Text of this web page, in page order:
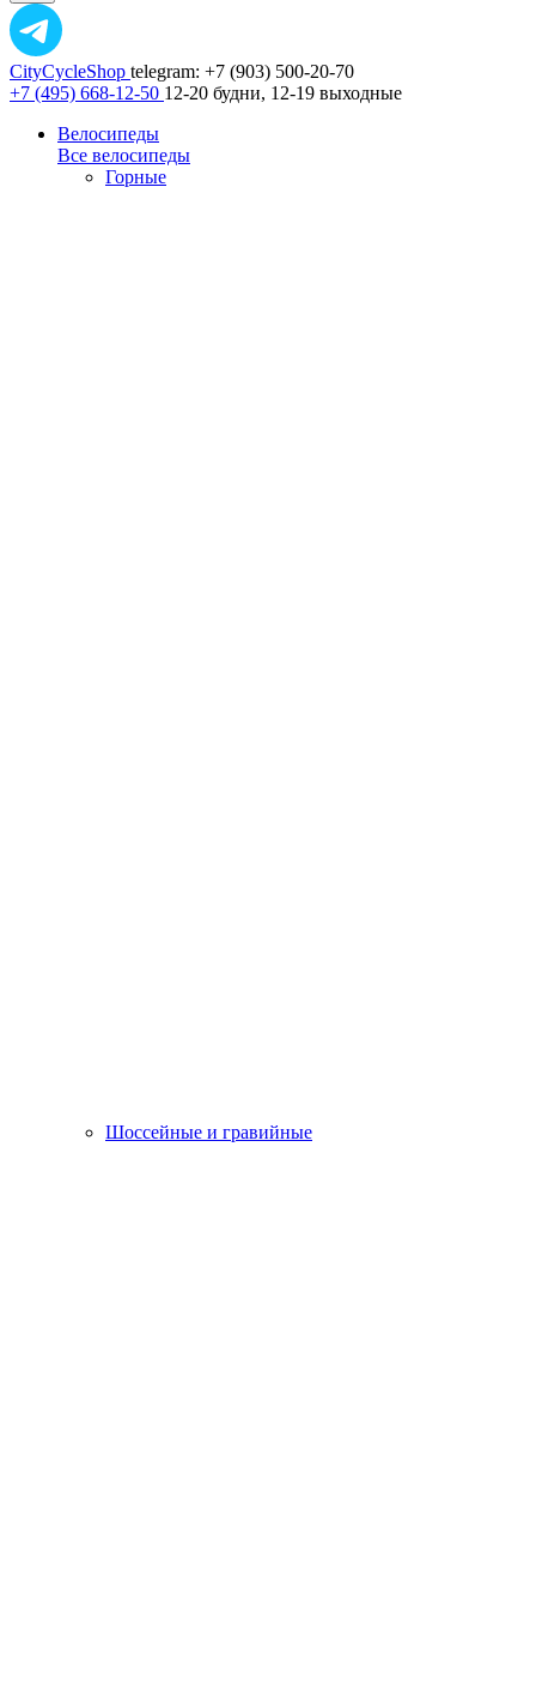
CityCycleShop telegram: +7 (903) 500-20-70
+7 (495) 668-12-50 12-20 будни, 12-19 выходные
Велосипеды
Все велосипеды
Горные
Шоссейные и гравийные